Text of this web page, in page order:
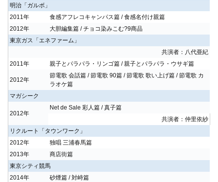
明治「ガルボ」
2011年
食感アフレコキャンパス篇 / 食感名付け親篇
2012年
大胆編集篇 / チョコ染みこむ?9商品
東京ガス「エネファーム」
共演者：八代亜紀
2011年
親子とパラパラ・リンゴ篇 / 親子とパラパラ・ウサギ篇
2012年
節電歌 会話篇 / 節電歌 90篇 / 節電歌 歌い上げ篇 / 節電歌 カ
ラオケ篇
マガシーク
2012年
Net de Sale 彩人篇 / 真子篇
共演者：仲里依紗
リクルート「タウンワーク」
2012年
独唱 三浦春馬篇
2013年
商店街篇
東京シティ競馬
2014年
砂煙篇 / 対峙篇